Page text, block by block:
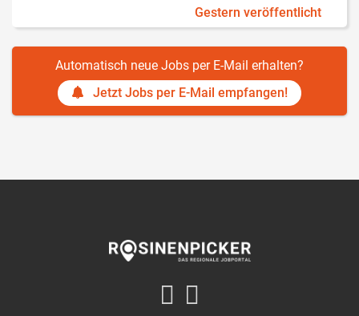
Gestern veröffentlicht
Automatisch neue Jobs per E-Mail erhalten?
Jetzt Jobs per E-Mail empfangen!